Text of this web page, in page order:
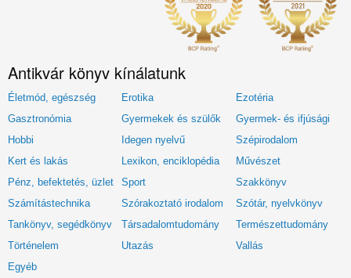
Antikvár könyv kínálatunk
Életmód, egészség Erotika
Ezotéria
Gasztronómia
Gyermekek és szülők
Gyermek- és ifjúsági
Hobbi
Idegen nyelvű
Szépirodalom
Kert és lakás
Lexikon, enciklopédia
Művészet
Pénz, befektetés, üzlet
Sport
Szakkönyv
Számítástechnika
Szórakoztató irodalom
Szótár, nyelvkönyv
Tankönyv, segédkönyv
Társadalomtudomány
Természettudomány
Történelem
Utazás
Vallás
Egyéb